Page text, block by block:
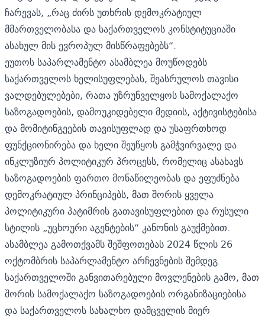
ჩარევას, „რაც ძირს უთხრის დემოკრატიულ
მმართველობასა და საქართველოს კონსტიტუციაში
ასახულ მის ევროპულ მისწრაფებებს“.
ეუთოს საპარლამენტო ასამბლეა მოუწოდებს
საქართველოს ხელისუფლებას, შეასრულოს თავისი
ვალდებულებები, რათა უზრუნველყოს სამოქალაქო
საზოგადოების, დამოუკიდებელი მედიის, აქტივისტებისა
და მომიტინგეების თავისუფლად და უსაფრთხოდ
ფუნქციონირება და ხელი შეუწყოს გამჭვირვალე და
ინკლუზიურ პოლიტიკურ პროცესს, რომელიც ასახავს
საზოგადოების ფართო მონაწილეობას და ეფუძნება
დემოკრატიულ პრინციპებს, მათ შორის ყველა
პოლიტიკური პატიმრის გათავისუფლებით და რუსული
სტილის „უცხოური აგენტების“ კანონის გაუქმებით.
ასამბლეა გამოთქვამს შეშფოთებას 2024 წლის 26
ოქტომბრის საპარლამენტო არჩევნების შემდეგ
საქართველოში განვითარებული მოვლენების გამო, მათ
შორის სამოქალაქო საზოგადოების ორგანიზაციებისა
და საქართველოს სახალხო დამცველის მიერ